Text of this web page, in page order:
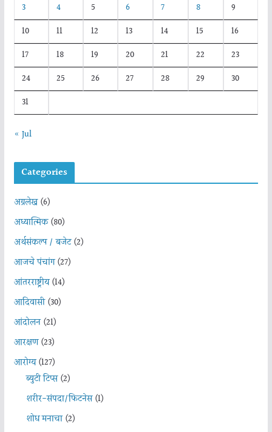
3
4 5 6 7 8
9
10
11 12 13 14 15
16
17
18 19 20 21 22
23
24
25 26 27 28 29
30
31
« Jul
Categories
अग्रलेख(6)
अध्यात्मिक(80)
अर्थसंकल्प / बजेट(2)
आजचे पंचांग(27)
आंतरराष्ट्रीय(14)
आदिवासी(30)
आंदोलन(21)
आरक्षण(23)
आरोग्य(127)
ब्युटी टिप्स(2)
शरीर-संपदा/फिटनेस(1)
शोध मनाचा(2)